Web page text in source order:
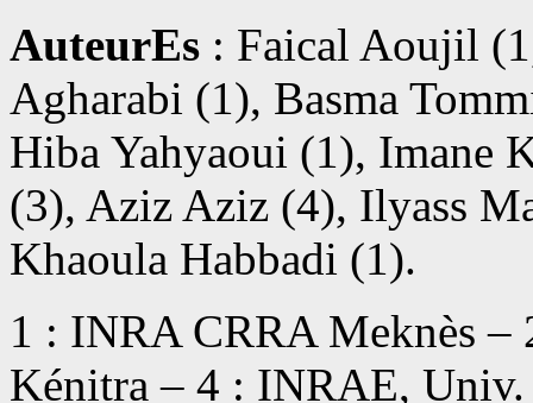
AuteurEs : Faical Aoujil
Agharabi (1), Basma
Hiba Yahyaoui (1), Imane
(3), Aziz Aziz (4), Ilyass
Khaoula Habbadi (1).
1 : INRA CRRA Meknès
Kénitra – 4 : INRAE, Univ.